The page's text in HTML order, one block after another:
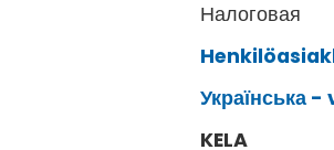
Налоговая
Українська
KELA